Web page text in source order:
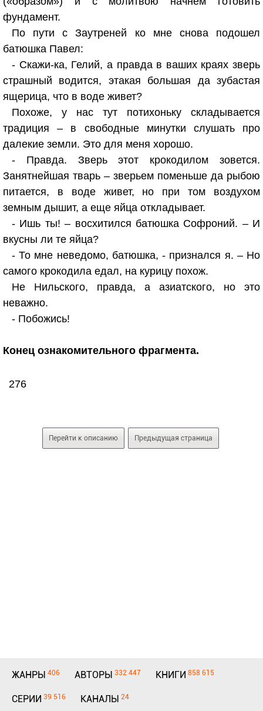
фундамент.
По пути с Заутреней ко мне снова подошел
батюшка Павел:
- Скажи-ка, Гелий, а правда в ваших краях зверь
страшный водится, этакая большая да зубастая
ящерица, что в воде живет?
Похоже, у нас тут потихоньку складывается
традиция – в свободные минутки слушать про
далекие земли. Это для меня хорошо.
- Правда. Зверь этот крокодилом зовется.
Занятнейшая тварь – зверьем поменьше да рыбою
питается, в воде живет, но при том воздухом
земным дышит, а еще яйца откладывает.
- Ишь ты! – восхитился батюшка Софроний. – И
вкусны ли те яйца?
- То мне неведомо, батюшка, - признался я. – Но
самого крокодила едал, на курицу похож.
Не Нильского, правда, а азиатского, но это
неважно.
- Побожись!
Конец ознакомительного фрагмента.
276
Перейти к описанию Предыдущая страница
ЖАНРЫ 406 АВТОРЫ 332 447 КНИГИ 858 615
СЕРИИ 39 516 КАНАЛЫ 24